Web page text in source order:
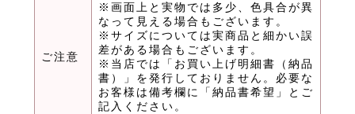
ご注意
※画面上と実物では多少、色具合が異
なって見える場合もございます。
※サイズについては実商品と細かい誤
差がある場合もございます。
※当店では「お買い上げ明細書（納品
書）」を発行しておりません。必要な
お客様は備考欄に「納品書希望」とご
記入ください。